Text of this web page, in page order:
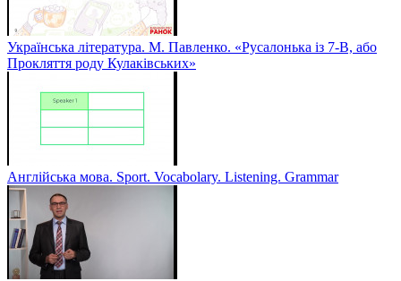
Українська література. М. Павленко. «Русалонька із 7-В, або
Прокляття роду Кулаківських»
Англійська мова. Sport. Vocabolary. Listening. Grammar